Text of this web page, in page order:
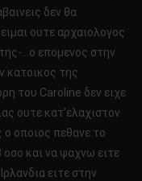
δεν θα
ουτε αρχαιολογος
…ο επομενος στην
κατοικος της
του Caroline δεν ειχε
ουτε κατ’ελαχιστον
οποιος πεθανε το
και να ψαχνω ειτε
ειτε στην